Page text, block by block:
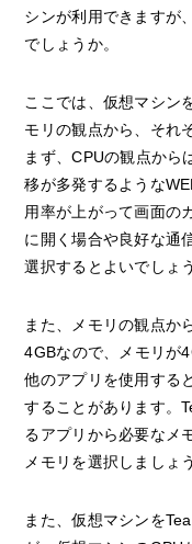
シンが利用できますが
でしょうか。
ここでは、仮想マシン
モリの観点から、それ
まず、CPUの観点から
移が多発するような
用率が上がって画面の
に開く場合や良好な通
選択するとよいでしょう
また、メモリの観点か
4GBなので、メモリが
他のアプリを使用する
することがあります。
るアプリから必要なメ
メモリを選択しましょう
また、仮想マシンを